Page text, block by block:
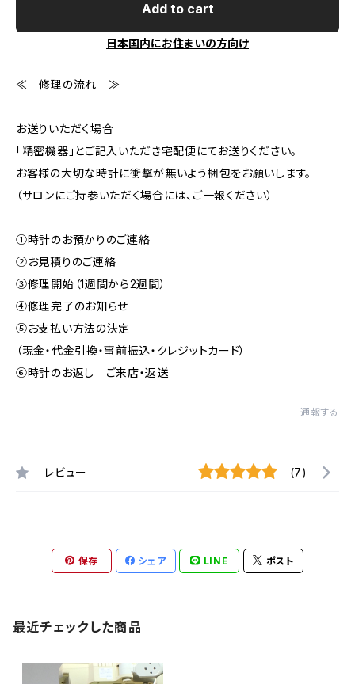
Add to cart
日本国内にお住まいの方向け
≪ 修理の流れ ≫
お送りいただく場合
「精密機器」とご記入いただき宅配便にてお送りください。
お客様の大切な時計に衝撃が無いよう梱包をお願いします。
（サロンにご持参いただく場合には、ご一報ください）
①時計のお預かりのご連絡
②お見積りのご連絡
③修理開始（1週間から2週間）
④修理完了のお知らせ
⑤お支払い方法の決定
（現金・代金引換・事前振込・クレジットカード）
⑥時計のお返し ご来店・返送
通報する
レビュー (7)
保存 シェア LINE ポスト
最近チェックした商品